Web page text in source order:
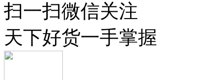
扫一扫微信关注
天下好货一手掌握